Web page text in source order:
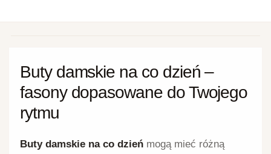
Buty damskie na co dzień –
fasony dopasowane do Twojego
rytmu
Buty damskie na co dzień mogą mieć różną